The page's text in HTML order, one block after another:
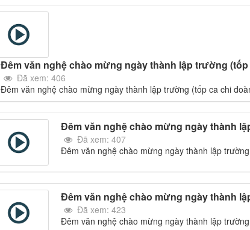
Đêm văn nghệ chào mừng ngày thành lập trường (tốp
Đã xem: 406
Đêm văn nghệ chào mừng ngày thành lập trường (tốp ca chi
Đêm văn nghệ chào mừng ngày thành
Đã xem: 407
Đêm văn nghệ chào mừng ngày thành lập
Đêm văn nghệ chào mừng ngày thành
Đã xem: 423
Đêm văn nghệ chào mừng ngày thành lập